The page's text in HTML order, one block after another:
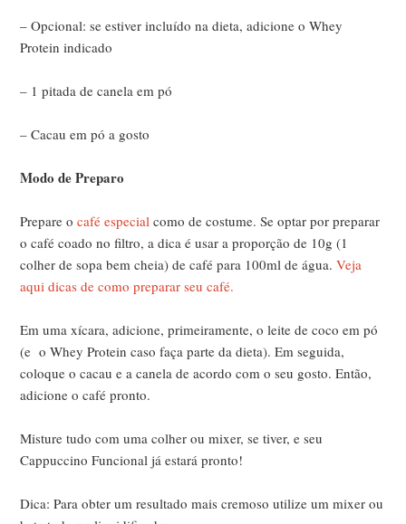
– Opcional: se estiver incluído na dieta, adicione o Whey
Protein indicado
– 1 pitada de canela em pó
– Cacau em pó a gosto
Modo de Preparo
Prepare ocafé especial como de costume. Se optar por preparar
o café coado no filtro, a dica é usar a proporção de 10g (1
colher de sopa bem cheia) de café para 100ml de água.Veja
aqui dicas de como preparar seu café.
Em uma xícara, adicione, primeiramente, o leite de coco em pó
(e o Whey Protein caso faça parte da dieta). Em seguida,
coloque o cacau e a canela de acordo com o seu gosto. Então,
adicione o café pronto.
Misture tudo com uma colher ou mixer, se tiver, e seu
Cappuccino Funcional já estará pronto!
Dica: Para obter um resultado mais cremoso utilize um mixer ou